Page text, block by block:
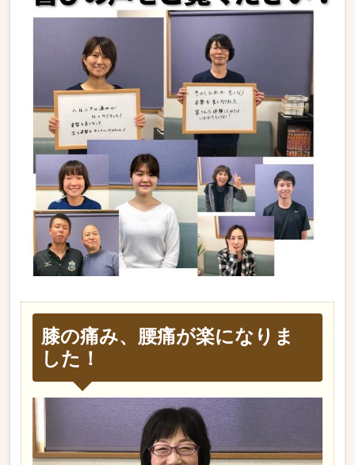
膝の痛み、腰痛が楽になりま
した！